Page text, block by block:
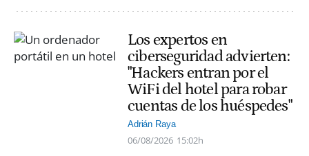
Los expertos en
ciberseguridad advierten:
"Hackers entran por el
WiFi del hotel para robar
cuentas de los huéspedes"
Adrián Raya
06/08/2026 15:02h